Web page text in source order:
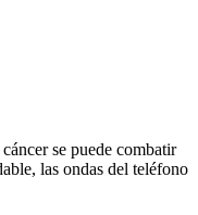
se puede combatir
las ondas del teléfono